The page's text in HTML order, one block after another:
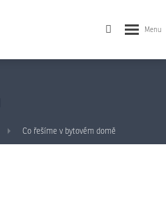
Co řešíme v bytovém domě